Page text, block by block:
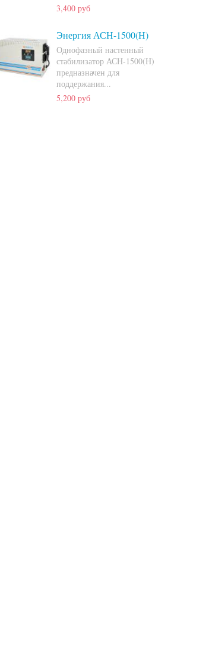
3,400 руб
Энергия АСН-1500(Н)
Однофазный настенный
стабилизатор АСН-1500(Н)
предназначен для
поддержания...
5,200 руб